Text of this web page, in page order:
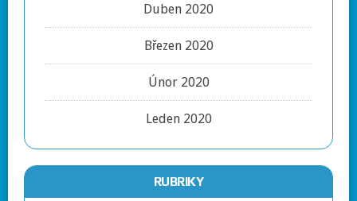
Duben 2020
Březen 2020
Únor 2020
Leden 2020
RUBRIKY